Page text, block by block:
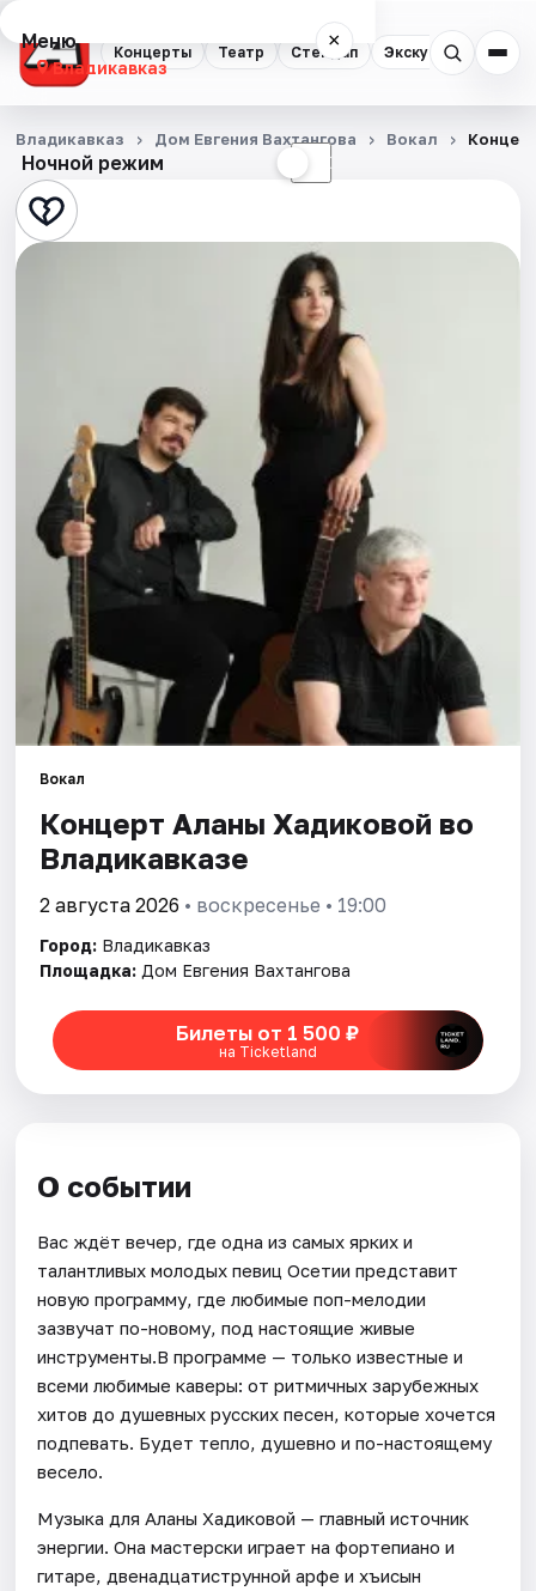
Концерты Театр Стендап Экскурсии
Меню ×
Владикавказ
Концерты
Театр
Стендап
Города
Площадки
Артисты
Рейтинги
Ночной режим ☾
Владикавказ Дом Евгения Вахтангова Вокал
Вокал
Концерт Аланы Хадиковой во
Владикавказе
2 августа 2026 • воскресенье • 19:00
Город: Владикавказ
Площадка: Дом Евгения Вахтангова
Билеты от 1 500 ₽
на Ticketland
О событии
Вас ждёт вечер, где одна из самых ярких и
талантливых молодых певиц Осетии представит
новую программу, где любимые поп-мелодии
зазвучат по-новому, под настоящие живые
инструменты.В программе — только известные и
всеми любимые каверы: от ритмичных зарубежных
хитов до душевных русских песен, которые хочется
подпевать. Будет тепло, душевно и по-настоящему
весело.
Музыка для Аланы Хадиковой — главный источник
энергии. Она мастерски играет на фортепиано и
гитаре, двенадцатиструнной арфе и хъисын